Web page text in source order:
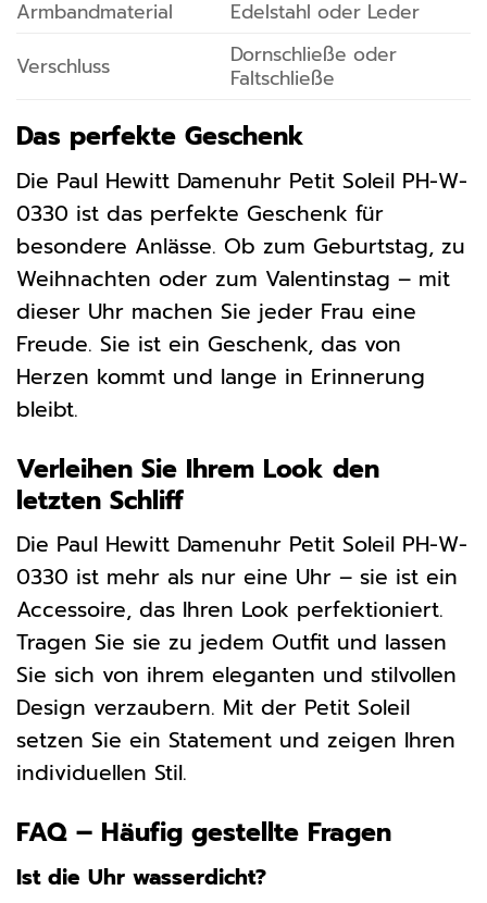
Armbandmaterial
Edelstahl oder Leder
Verschluss
Dornschließe oder
Faltschließe
Das perfekte Geschenk
Die Paul Hewitt Damenuhr Petit Soleil PH-W-
0330 ist das perfekte Geschenk für
besondere Anlässe. Ob zum Geburtstag, zu
Weihnachten oder zum Valentinstag – mit
dieser Uhr machen Sie jeder Frau eine
Freude. Sie ist ein Geschenk, das von
Herzen kommt und lange in Erinnerung
bleibt.
Verleihen Sie Ihrem Look den
letzten Schliff
Die Paul Hewitt Damenuhr Petit Soleil PH-W-
0330 ist mehr als nur eine Uhr – sie ist ein
Accessoire, das Ihren Look perfektioniert.
Tragen Sie sie zu jedem Outfit und lassen
Sie sich von ihrem eleganten und stilvollen
Design verzaubern. Mit der Petit Soleil
setzen Sie ein Statement und zeigen Ihren
individuellen Stil.
FAQ – Häufig gestellte Fragen
Ist die Uhr wasserdicht?